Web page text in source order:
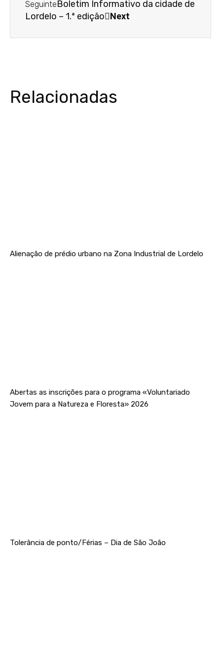
SeguinteBoletim Informativo da cidade de
Lordelo – 1.ª edição
Next
Relacionadas
Alienação de prédio urbano na Zona Industrial de Lordelo
Abertas as inscrições para o programa «Voluntariado
Jovem para a Natureza e Floresta» 2026
Tolerância de ponto/Férias – Dia de São João